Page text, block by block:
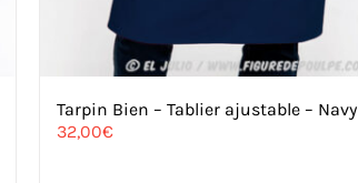
Tarpin Bien – Tablier ajustable – Navy
32,00€